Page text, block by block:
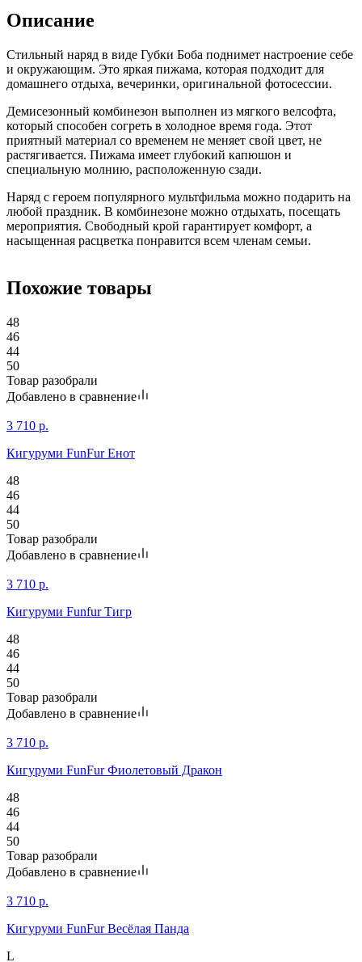
Описание
Стильный наряд в виде Губки Боба поднимет настроение себе
и окружающим. Это яркая пижама, которая подходит для
домашнего отдыха, вечеринки, оригинальной фотосессии.
Демисезонный комбинезон выполнен из мягкого велсофта,
который способен согреть в холодное время года. Этот
приятный материал со временем не меняет свой цвет, не
растягивается. Пижама имеет глубокий капюшон и
специальную молнию, расположенную сзади.
Наряд с героем популярного мультфильма можно подарить на
любой праздник. В комбинезоне можно отдыхать, посещать
мероприятия. Свободный крой гарантирует комфорт, а
насыщенная расцветка понравится всем членам семьи.
Похожие товары
48
46
44
50
Товар разобрали
Добавлено в сравнение
3 710 р.
Кигуруми FunFur Енот
48
46
44
50
Товар разобрали
Добавлено в сравнение
3 710 р.
Кигуруми Funfur Тигр
48
46
44
50
Товар разобрали
Добавлено в сравнение
3 710 р.
Кигуруми FunFur Фиолетовый Дракон
48
46
44
50
Товар разобрали
Добавлено в сравнение
3 710 р.
Кигуруми FunFur Весёлая Панда
L